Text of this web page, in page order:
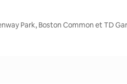
Park, Boston Common et TD